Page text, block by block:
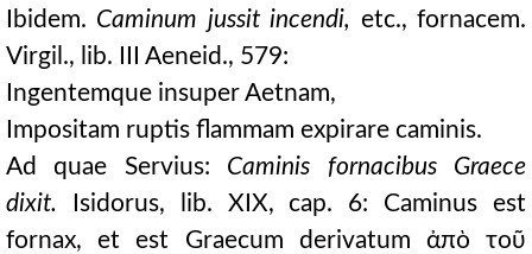
Ibidem. Caminum jussit incendi, etc., fornacem.
Virgil., lib. III Aeneid., 579:
Ingentemque insuper Aetnam,
Impositam ruptis flammam expirare caminis.
Ad quae Servius: Caminis fornacibus Graece
dixit. Isidorus, lib. XIX, cap. 6: Caminus est
fornax, et est Graecum derivatum ἀπὸ τοῦ